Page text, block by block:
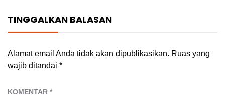
TINGGALKAN BALASAN
Alamat email Anda tidak akan dipublikasikan. Ruas yang
wajib ditandai *
KOMENTAR *